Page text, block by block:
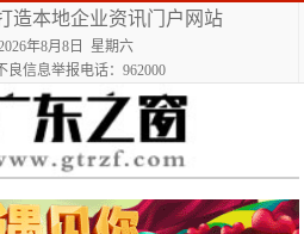
造本地企业资讯门户网站
年8月8日 星期六
良信息举报电话：962000